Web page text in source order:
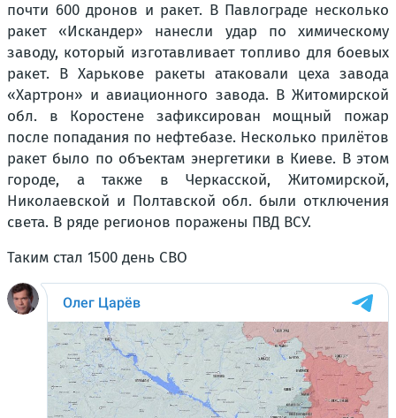
почти 600 дронов и ракет. В Павлограде несколько
ракет «Искандер» нанесли удар по химическому
заводу, который изготавливает топливо для боевых
ракет. В Харькове ракеты атаковали цеха завода
«Хартрон» и авиационного завода. В Житомирской
обл. в Коростене зафиксирован мощный пожар
после попадания по нефтебазе. Несколько прилётов
ракет было по объектам энергетики в Киеве. В этом
городе, а также в Черкасской, Житомирской,
Николаевской и Полтавской обл. были отключения
света. В ряде регионов поражены ПВД ВСУ.
Таким стал 1500 день СВО